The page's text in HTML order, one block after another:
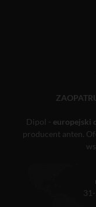
Dipol - europejski
producent anten.